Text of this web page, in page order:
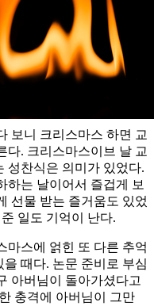
보니 크리스마스 하면 교
다. 크리스마스이브 날 교
성찬식은 의미가 있었다.
하는 날이어서 즐겁게 보
선물 받는 즐거움도 있었
일도 기억이 난다.
마스에 얽힌 또 다른 추억
때다. 논문 준비로 부심
아버님이 돌아가셨다고
충격에 아버님이 그만